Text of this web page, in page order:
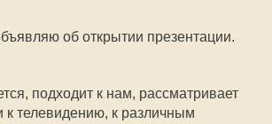
об открытии презентации.
подходит к нам, рассматривает
к телевидению, к различным